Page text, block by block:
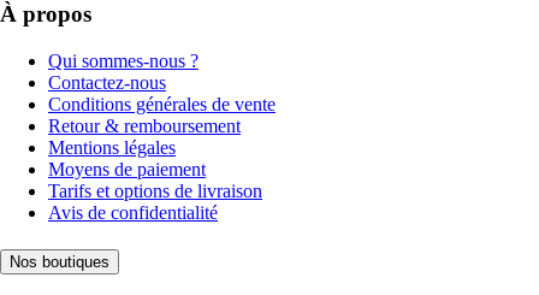
À propos
Qui sommes-nous ?
Contactez-nous
Conditions générales de vente
Retour & remboursement
Mentions légales
Moyens de paiement
Tarifs et options de livraison
Avis de confidentialité
Nos boutiques